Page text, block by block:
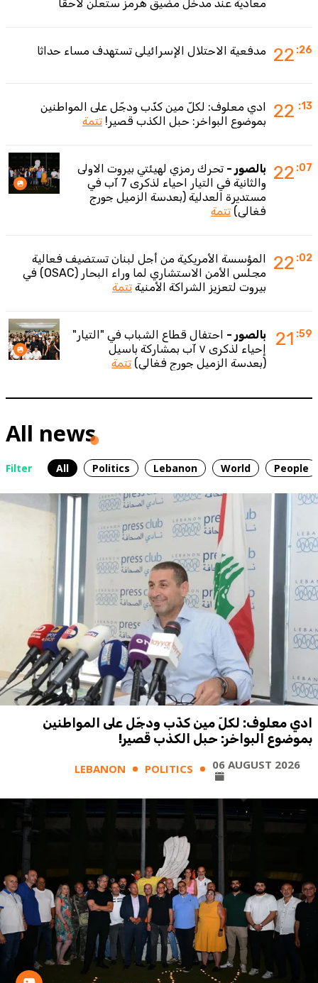
معادية عند مدخل مضيق هرمز ستعلن لاحقا
22 :26 مدفعية الاحتلال الإسرائيلي تستهدف مساء حداثا
22 :13
ادي معلوف: لكلّ مين كذّب ودجّل على المواطنين
بموضوع البواخر: حبل الكذب قصير! تتمة
22 :07 بالصور - تحرك رمزي لهيئتي بيروت الاولى
والثانية في التيار احياء لذكرى 7 آب في
مستديرة العدلية (بعدسة الزميل جورج
فغالي) تتمة
22 :02
المؤسسة الأمريكية من أجل لبنان تستضيف فعالية
مجلس الأمن الاستشاري لما وراء البحار (OSAC) في
بيروت لتعزيز الشراكة الأمنية تتمة
21 :59 بالصور - احتفال قطاع الشباب في "التيار"
إحياء لذكرى ٧ آب بمشاركة باسيل
(بعدسة الزميل جورج فغالي) تتمة
All news
Filter All Politics Lebanon World People
ادي معلوف: لكلّ مين كذّب ودجّل على المواطنين
بموضوع البواخر: حبل الكذب قصير!
LEBANON POLITICS 06 AUGUST 2026